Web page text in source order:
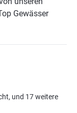
Gewässer
und 17 weitere